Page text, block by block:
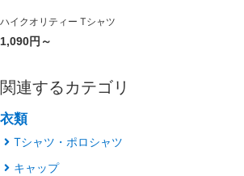
ハイクオリティー Tシャツ
1,090円～
関連するカテゴリ
衣類
Tシャツ・ポロシャツ
キャップ